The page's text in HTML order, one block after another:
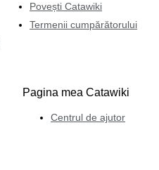
Povești Catawiki
Termenii cumpărătorului
Pagina mea Catawiki
Centrul de ajutor